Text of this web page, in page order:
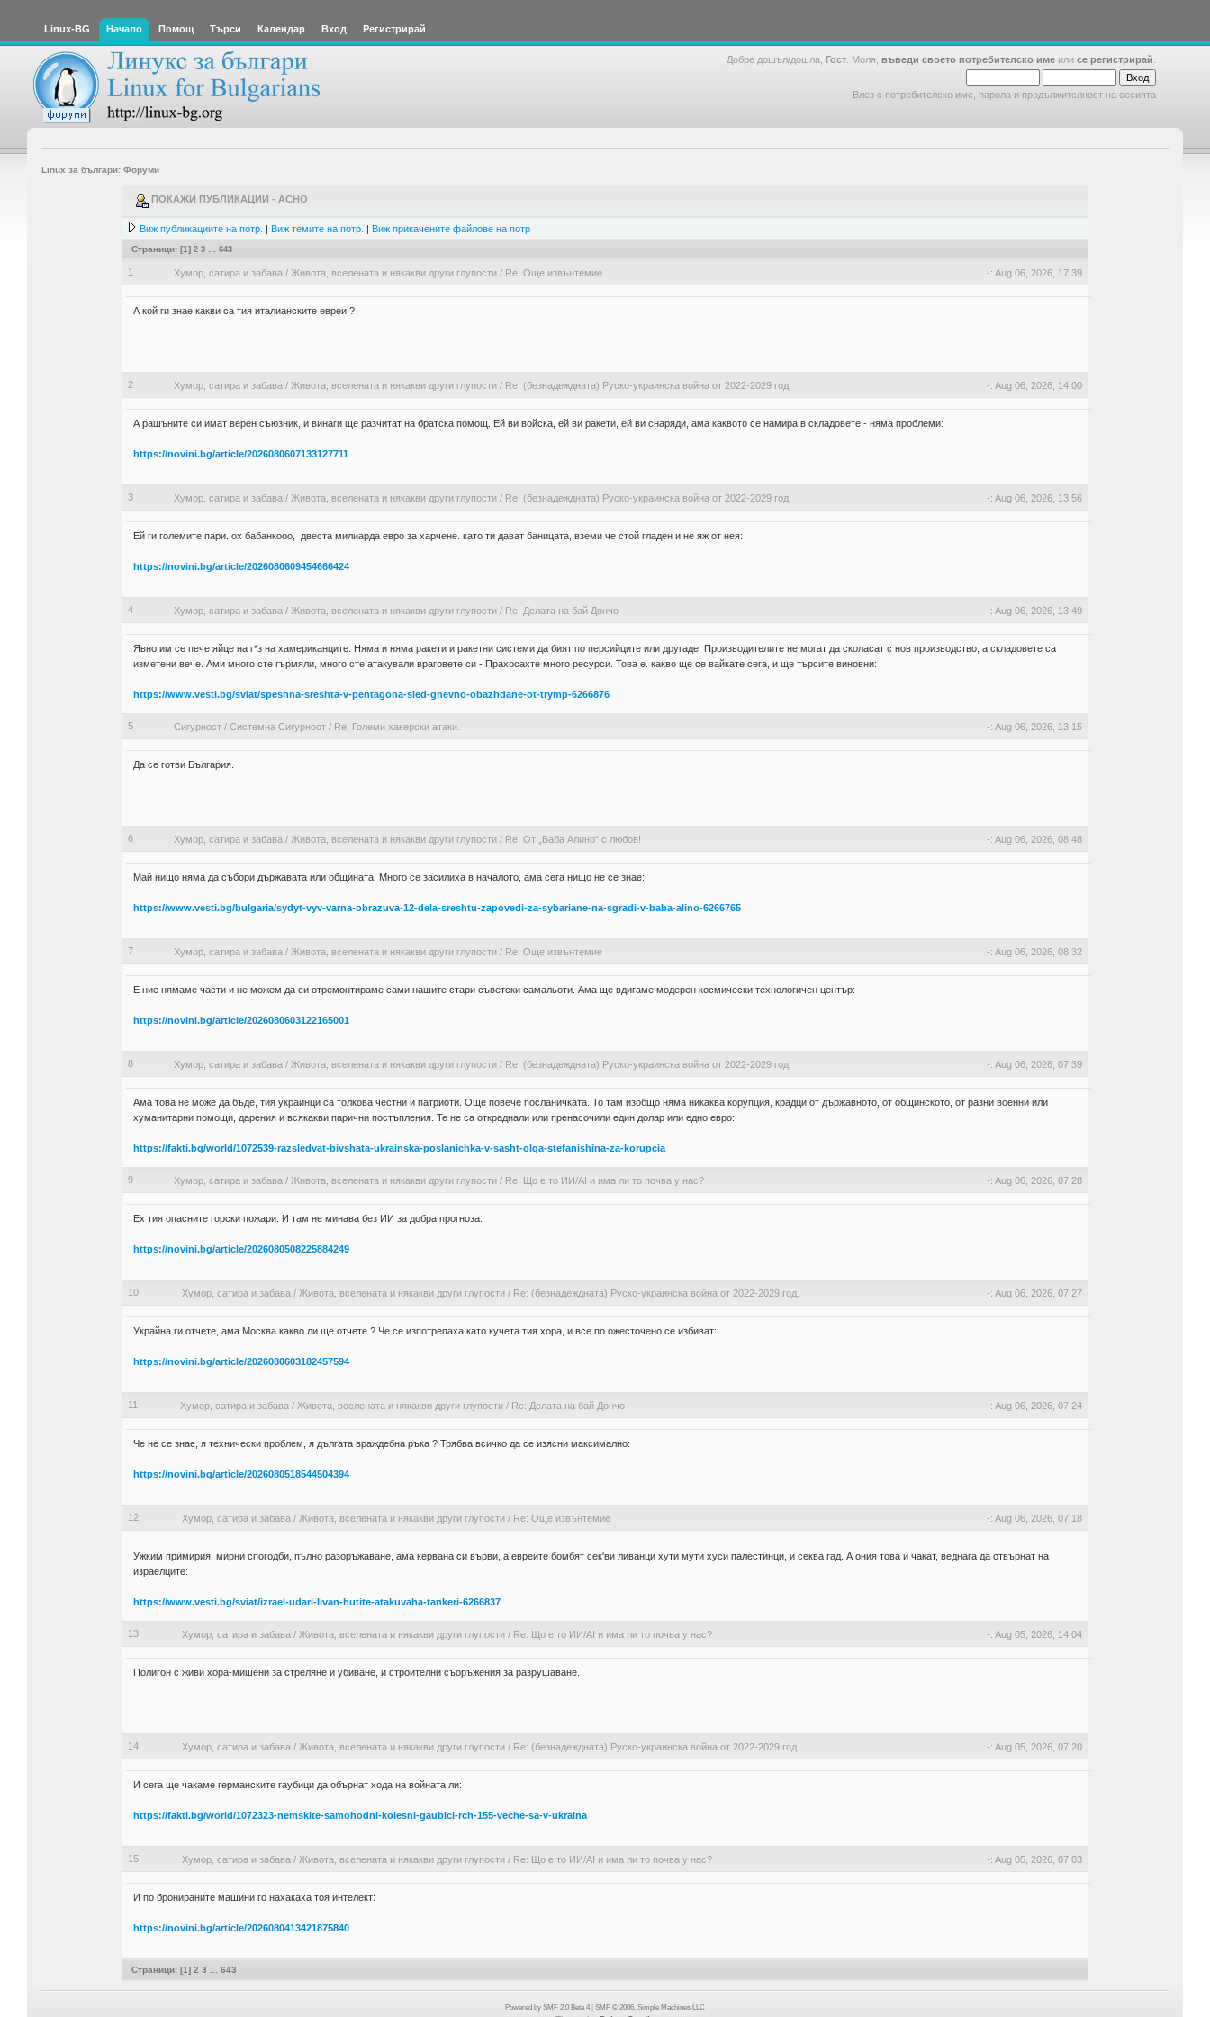
Linux-BG Начало Помощ Търси Календар Вход Регистрирай
Добре дошъл/дошла, Гост . Моля, въведи своето потребителско име или се регистрирай
Влез с потребителско име, парола и продължителност на сесията
Linux за българи: Форуми
ПОКАЖИ ПУБЛИКАЦИИ - ACHO
Виж публикациите на потр. | Виж темите на потр. | Виж прикачените файлове на потр
Страници: [1] 2 3 643
1 Хумор, сатира и забава / Живота, вселената и някакви други глупости / Re: Още извънтемие -: Aug 06, 2026, 17:39
А кой ги знае какви са тия италианските евреи ?
2 Хумор, сатира и забава / Живота, вселената и някакви други глупости / Re: (безнадеждната) Руско-украинска война от 2022-2029 год. -: Aug 06, 2026, 14:00
А рашъните си имат верен съюзник, и винаги ще разчитат на братска помощ. Ей ви войска, ей ви ракети, ей ви снаряди, ама каквото се намира в складовете - няма проблеми:
https://novini.bg/article/2026080607133127711
3 Хумор, сатира и забава / Живота, вселената и някакви други глупости / Re: (безнадеждната) Руско-украинска война от 2022-2029 год. -: Aug 06, 2026, 13:56
Ей ги големите пари. ох бабанкооо, двеста милиарда евро за харчене. като ти дават баницата, вземи че стой гладен и не яж от нея:
https://novini.bg/article/2026080609454666424
4 Хумор, сатира и забава / Живота, вселената и някакви други глупости / Re: Делата на бай Дончо -: Aug 06, 2026, 13:49
Явно им се пече яйце на г*з на хамериканците. Няма и няма ракети и ракетни системи да бият по персийците или другаде. Производителите не могат да сколасат с нов производство, а складовете са
изметени вече. Ами много сте гърмяли, много сте атакували враговете си - Прахосахте много ресурси. Това е. какво ще се вайкате сега, и ще търсите виновни:
https://www.vesti.bg/sviat/speshna-sreshta-v-pentagona-sled-gnevno-obazhdane-ot-trymp-6266876
5 Сигурност / Системна Сигурност / Re: Големи хакерски атаки. -: Aug 06, 2026, 13:15
Да се готви България.
6 Хумор, сатира и забава / Живота, вселената и някакви други глупости / Re: От „Баба Алино“ с любов! -: Aug 06, 2026, 08:48
Май нищо няма да събори държавата или общината. Много се засилиха в началото, ама сега нищо не се знае:
https://www.vesti.bg/bulgaria/sydyt-vyv-varna-obrazuva-12-dela-sreshtu-zapovedi-za-sybariane-na-sgradi-v-baba-alino-6266765
7 Хумор, сатира и забава / Живота, вселената и някакви други глупости / Re: Още извънтемие -: Aug 06, 2026, 08:32
Е ние нямаме части и не можем да си отремонтираме сами нашите стари съветски самальоти. Ама ще вдигаме модерен космически технологичен център:
https://novini.bg/article/2026080603122165001
8 Хумор, сатира и забава / Живота, вселената и някакви други глупости / Re: (безнадеждната) Руско-украинска война от 2022-2029 год. -: Aug 06, 2026, 07:39
Ама това не може да бъде, тия украинци са толкова честни и патриоти. Още повече посланичката. То там изобщо няма никаква корупция, крадци от държавното, от общинското, от разни военни или
хуманитарни помощи, дарения и всякакви парични постъпления. Те не са откраднали или пренасочили един долар или едно евро:
https://fakti.bg/world/1072539-razsledvat-bivshata-ukrainska-poslanichka-v-sasht-olga-stefanishina-za-korupcia
9 Хумор, сатира и забава / Живота, вселената и някакви други глупости / Re: Що е то ИИ/AI и има ли то почва у нас? -: Aug 06, 2026, 07:28
Ех тия опасните горски пожари. И там не минава без ИИ за добра прогноза:
https://novini.bg/article/2026080508225884249
10 Хумор, сатира и забава / Живота, вселената и някакви други глупости / Re: (безнадеждната) Руско-украинска война от 2022-2029 год. -: Aug 06, 2026, 07:27
Украйна ги отчете, ама Москва какво ли ще отчете ? Че се изпотрепаха като кучета тия хора, и все по ожесточено се избиват:
https://novini.bg/article/2026080603182457594
11 Хумор, сатира и забава / Живота, вселената и някакви други глупости / Re: Делата на бай Дончо -: Aug 06, 2026, 07:24
Че не се знае, я технически проблем, я дългата враждебна ръка ? Трябва всичко да се изясни максимално:
https://novini.bg/article/2026080518544504394
12 Хумор, сатира и забава / Живота, вселената и някакви други глупости / Re: Още извънтемие -: Aug 06, 2026, 07:18
Ужким примирия, мирни спогодби, пълно разоръжаване, ама кервана си върви, а евреите бомбят сек'ви ливанци хути мути хуси палестинци, и секва гад. А ония това и чакат, веднага да отвърнат на
израелците:
https://www.vesti.bg/sviat/izrael-udari-livan-hutite-atakuvaha-tankeri-6266837
13 Хумор, сатира и забава / Живота, вселената и някакви други глупости / Re: Що е то ИИ/AI и има ли то почва у нас? -: Aug 05, 2026, 14:04
Полигон с живи хора-мишени за стреляне и убиване, и строителни съоръжения за разрушаване.
14 Хумор, сатира и забава / Живота, вселената и някакви други глупости / Re: (безнадеждната) Руско-украинска война от 2022-2029 год. -: Aug 05, 2026, 07:20
И сега ще чакаме германските гаубици да обърнат хода на войната ли:
https://fakti.bg/world/1072323-nemskite-samohodni-kolesni-gaubici-rch-155-veche-sa-v-ukraina
15 Хумор, сатира и забава / Живота, вселената и някакви други глупости / Re: Що е то ИИ/AI и има ли то почва у нас? -: Aug 05, 2026, 07:03
И по бронираните машини го нахакаха тоя интелект:
https://novini.bg/article/2026080413421875840
Страници: [1] 2 3 643
Powered by SMF 2.0 Beta 4 SMF © 2006, Simple Machines LLC